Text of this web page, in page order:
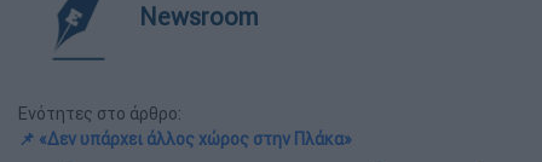
Newsroom
Ενότητες στο άρθρο:
📌 «Δεν υπάρχει άλλος χώρος στην Πλάκα»